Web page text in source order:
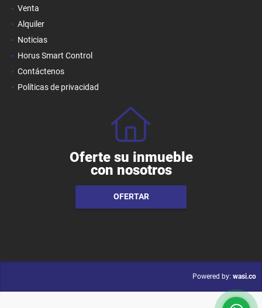
Venta
Alquiler
Noticias
Horus Smart Control
Contáctenos
Políticas de privacidad
Oferte su inmueble
con nosotros
OFERTAR
Powered by: wasi.co